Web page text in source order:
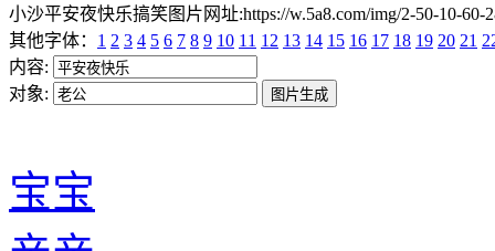
小沙平安夜快乐搞笑图片网址:https://w.5a8.com/img/2-50-10-
其他字体： 1 2 3 4 5 6 7 8 9 10 11 12 13 14 15 16 17 18 19 20 21
内容:
对象:
宝宝